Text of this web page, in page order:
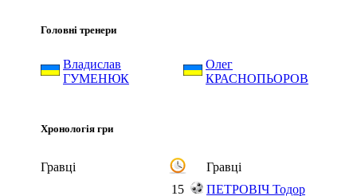
Головні тренери
Владислав
ГУМЕНЮК
Олег
КРАСНОПЬОРОВ
Хронологія гри
Гравці
Гравці
15
ПЕТРОВІЧ Тодор